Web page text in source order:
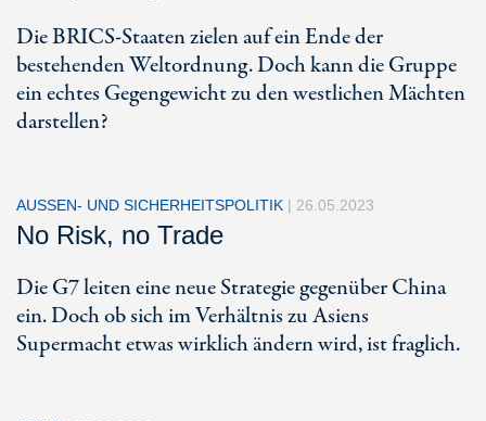
Die BRICS-Staaten zielen auf ein Ende der
bestehenden Weltordnung. Doch kann die Gruppe
ein echtes Gegengewicht zu den westlichen Mächten
darstellen?
AUSSEN- UND SICHERHEITSPOLITIK | 26.05.2023
No Risk, no Trade
Die G7 leiten eine neue Strategie gegenüber China
ein. Doch ob sich im Verhältnis zu Asiens
Supermacht etwas wirklich ändern wird, ist fraglich.